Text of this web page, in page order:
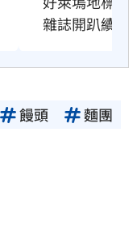
雜誌開趴續命
饅頭
麵團